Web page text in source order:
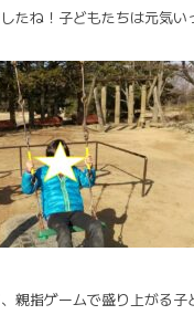
たね！子どもたちは元気い
親指ゲームで盛り上がる